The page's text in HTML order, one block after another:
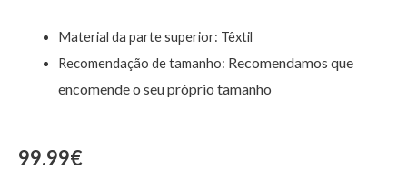
Material da parte superior: Têxtil
Recomendação de tamanho: Recomendamos que
encomende o seu próprio tamanho
99.99€